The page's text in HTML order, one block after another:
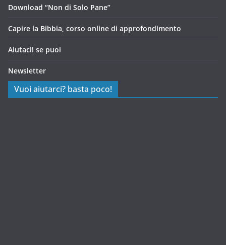
Download “Non di Solo Pane”
Capire la Bibbia, corso online di approfondimento
Aiutaci! se puoi
Newsletter
Vuoi aiutarci? basta poco!